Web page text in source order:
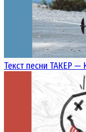
Текст песни ТАКЕР —